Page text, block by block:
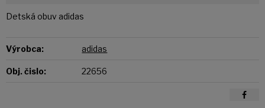
Detská obuv adidas
Výrobca: adidas
Obj. čislo: 22656